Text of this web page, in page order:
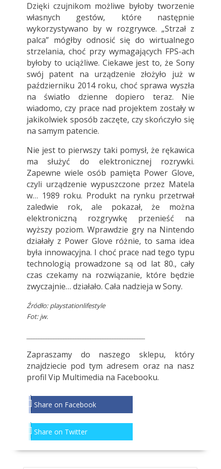
Dzięki czujnikom możliwe byłoby tworzenie
własnych gestów, które następnie
wykorzystywano by w rozgrywce. „Strzał z
palca” mógłby odnosić się do wirtualnego
strzelania, choć przy wymagających FPS-ach
byłoby to uciążliwe. Ciekawe jest to, że Sony
swój patent na urządzenie złożyło już w
październiku 2014 roku, choć sprawa wyszła
na światło dzienne dopiero teraz. Nie
wiadomo, czy prace nad projektem zostały w
jakikolwiek sposób zaczęte, czy skończyło się
na samym patencie.
Nie jest to pierwszy taki pomysł, że rękawica
ma służyć do elektronicznej rozrywki.
Zapewne wiele osób pamięta Power Glove,
czyli urządzenie wypuszczone przez Matela
w… 1989 roku. Produkt na rynku przetrwał
zaledwie rok, ale pokazał, że można
elektroniczną rozgrywkę przenieść na
wyższy poziom. Wprawdzie gry na Nintendo
działały z Power Glove różnie, to sama idea
była innowacyjna. I choć prace nad tego typu
technologią prowadzone są od lat 80., cały
czas czekamy na rozwiązanie, które będzie
zwyczajnie… działało. Cała nadzieja w Sony.
Źródło: playstationlifestyle
Fot: jw.
Zapraszamy do naszego sklepu, który
znajdziecie podtym adresem oraz na nasz
profil Vip Multimedia na Facebooku.
Share on Facebook
Share on Twitter